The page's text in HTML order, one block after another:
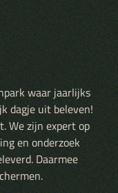
waar jaarlijks
dagje uit beleven!
We zijn expert op
en onderzoek
Daarmee